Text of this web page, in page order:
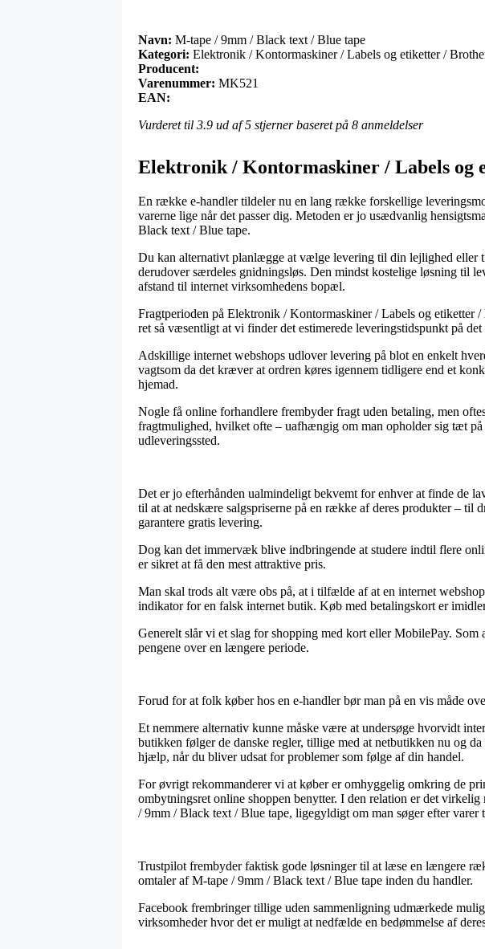
Navn: M-tape / 9mm / Black text / Blue tape
Kategori: Elektronik / Kontormaskiner / Labels og etiketter /
Producent:
Varenummer: MK521
EAN:
Vurderet til 3.9 ud af 5 stjerner baseret på 8 anmeldelser
Elektronik / Kontormaskiner / Labels og
En række e-handler tildeler nu en lang række forskellige
varerne lige når det passer dig. Metoden er jo usædvanlig
Black text / Blue tape.
Du kan alternativt planlægge at vælge levering til din lejlighed eller
derudover særdeles gnidningsløs. Den mindst kostelige løsning til
afstand til internet virksomhedens bopæl.
Fragtperioden på Elektronik / Kontormaskiner / Labels og etiketter
ret så væsentligt at vi finder det estimerede leveringstidspunkt på
Adskillige internet webshops udlover levering på blot en enkelt
vagtsom da det kræver at ordren køres igennem tidligere end et
hjemad.
Nogle få online forhandlere frembyder fragt uden betaling, men
fragtmulighed, hvilket ofte – uafhængig om man opholder sig tæt
udleveringssted.
Det er jo efterhånden ualmindeligt bekvemt for enhver at finde de
til at at nedskære salgspriserne på en række af deres produkter – til
garantere gratis levering.
Dog kan det immervæk blive indbringende at studere indtil flere
er sikret at få den mest attraktive pris.
Man skal trods alt være obs på, at i tilfælde af at en internet
indikator for en falsk internet butik. Køb med betalingskort er
Generelt slår vi et slag for shopping med kort eller MobilePay.
pengene over en længere periode.
Forud for at folk køber hos en e-handler bør man på en vis måde
Et nemmere alternativ kunne måske være at undersøge hvorvidt
butikken følger de danske regler, tillige med at netbutikken nu og
hjælp, når du bliver udsat for problemer som følge af din handel.
For øvrigt rekommanderer vi at køber er omhyggelig omkring de
ombytningsret online shoppen benytter. I den relation er det
/ 9mm / Black text / Blue tape, ligegyldigt om man søger efter varer
Trustpilot frembyder faktisk gode løsninger til at læse en længere
omtaler af M-tape / 9mm / Black text / Blue tape inden du handler.
Facebook frembringer tillige uden sammenligning udmærkede
virksomheder hvor det er muligt at nedfælde en bedømmelse af